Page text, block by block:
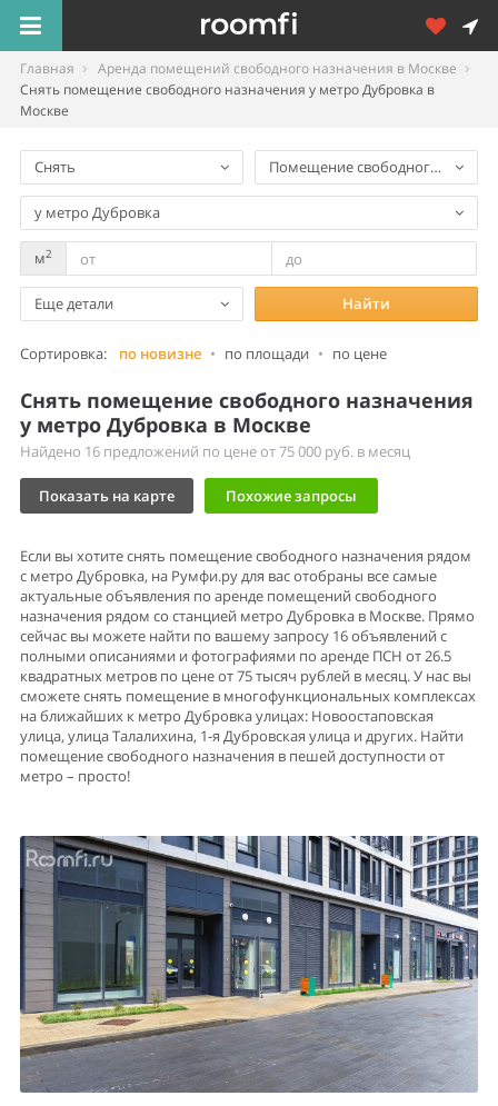
Главная
Аренда помещений свободного назначения в Москве
Снять помещение свободного назначения у метро Дубровка в
Москве
Снять Помещение свободного
у метро Дубровка
м2
Еще детали Найти
Сортировка: по новизне • по площади • по цене
Снять помещение свободного назначения
у метро Дубровка в Москве
Найдено 16 предложений по цене от 75 000 руб. в месяц
Показать на карте Похожие запросы
Если вы хотите снять помещение свободного назначения рядом
с метро Дубровка, на Румфи.ру для вас отобраны все самые
актуальные объявления по аренде помещений свободного
назначения рядом со станцией метро Дубровка в Москве. Прямо
сейчас вы можете найти по вашему запросу 16 объявлений с
полными описаниями и фотографиями по аренде ПСН от 26.5
квадратных метров по цене от 75 тысяч рублей в месяц. У нас вы
сможете снять помещение в многофункциональных комплексах
на ближайших к метро Дубровка улицах: Новоостаповская
улица, улица Талалихина, 1-я Дубровская улица и других. Найти
помещение свободного назначения в пешей доступности от
метро – просто!